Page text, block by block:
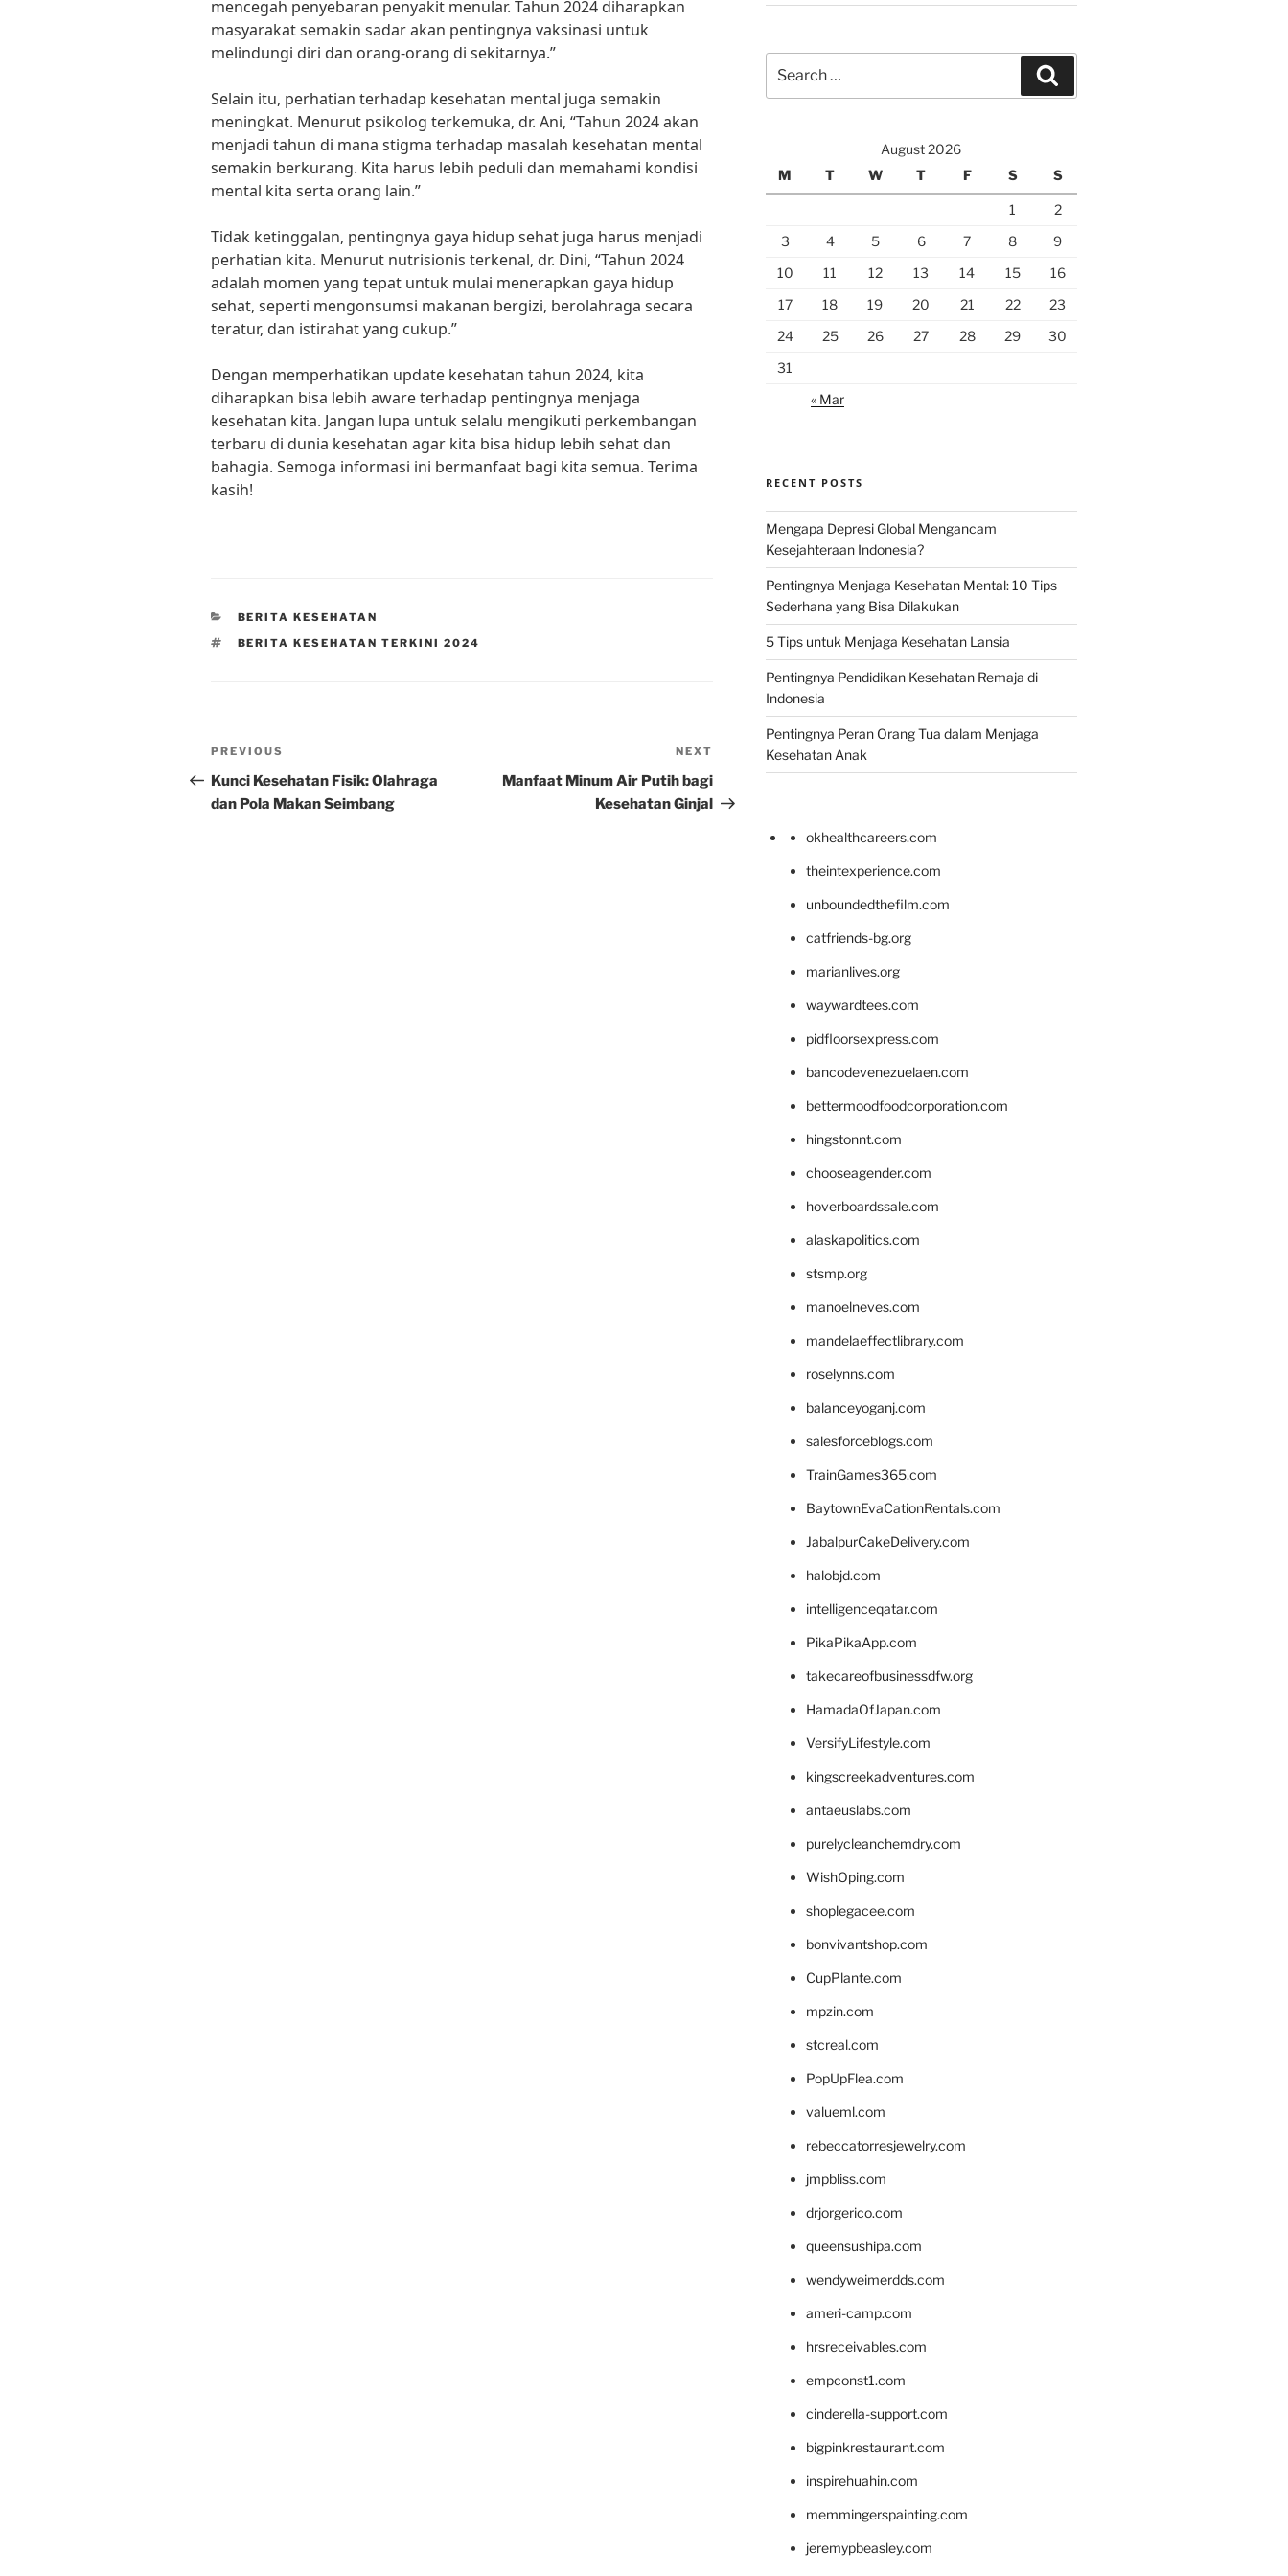
mencegah penyebaran penyakit menular. Tahun 2024 diharapkan
masyarakat semakin sadar akan pentingnya vaksinasi untuk
melindungi diri dan orang-orang di sekitarnya.”
Selain itu, perhatian terhadap kesehatan mental juga semakin
meningkat. Menurut psikolog terkemuka, dr. Ani, “Tahun 2024 akan
menjadi tahun di mana stigma terhadap masalah kesehatan mental
semakin berkurang. Kita harus lebih peduli dan memahami kondisi
mental kita serta orang lain.”
Tidak ketinggalan, pentingnya gaya hidup sehat juga harus menjadi
perhatian kita. Menurut nutrisionis terkenal, dr. Dini, “Tahun 2024
adalah momen yang tepat untuk mulai menerapkan gaya hidup
sehat, seperti mengonsumsi makanan bergizi, berolahraga secara
teratur, dan istirahat yang cukup.”
Dengan memperhatikan update kesehatan tahun 2024, kita
diharapkan bisa lebih aware terhadap pentingnya menjaga
kesehatan kita. Jangan lupa untuk selalu mengikuti perkembangan
terbaru di dunia kesehatan agar kita bisa hidup lebih sehat dan
bahagia. Semoga informasi ini bermanfaat bagi kita semua. Terima
kasih!
CATEGORIES
BERITA KESEHATAN
TAGS
BERITA KESEHATAN TERKINI 2024
Post
navigation
Previous
Post
PREVIOUS
Kunci Kesehatan Fisik: Olahraga
dan Pola Makan Seimbang
Post
NEXT
Manfaat Minum Air Putih bagi
Kesehatan Ginjal
for:
August 2026
M
T W T F S S
1
2
3
4 5 6 7 8
9
10
11 12 13 14 15
16
17
18 19 20 21 22
23
24
25 26 27 28 29
30
31
« Mar
RECENT POSTS
Mengapa Depresi Global Mengancam
Kesejahteraan Indonesia?
Pentingnya Menjaga Kesehatan Mental: 10 Tips
Sederhana yang Bisa Dilakukan
5 Tips untuk Menjaga Kesehatan Lansia
Pentingnya Pendidikan Kesehatan Remaja di
Indonesia
Pentingnya Peran Orang Tua dalam Menjaga
Kesehatan Anak
okhealthcareers.com
theintexperience.com
unboundedthefilm.com
catfriends-bg.org
marianlives.org
waywardtees.com
pidfloorsexpress.com
bancodevenezuelaen.com
bettermoodfoodcorporation.com
hingstonnt.com
chooseagender.com
hoverboardssale.com
alaskapolitics.com
stsmp.org
manoelneves.com
mandelaeffectlibrary.com
roselynns.com
balanceyoganj.com
salesforceblogs.com
TrainGames365.com
BaytownEvaCationRentals.com
JabalpurCakeDelivery.com
halobjd.com
intelligenceqatar.com
PikaPikaApp.com
takecareofbusinessdfw.org
HamadaOfJapan.com
VersifyLifestyle.com
kingscreekadventures.com
antaeuslabs.com
purelycleanchemdry.com
WishOping.com
shoplegacee.com
bonvivantshop.com
CupPlante.com
mpzin.com
stcreal.com
PopUpFlea.com
valueml.com
rebeccatorresjewelry.com
jmpbliss.com
drjorgerico.com
queensushipa.com
wendyweimerdds.com
ameri-camp.com
hrsreceivables.com
empconst1.com
cinderella-support.com
bigpinkrestaurant.com
inspirehuahin.com
memmingerspainting.com
jeremypbeasley.com